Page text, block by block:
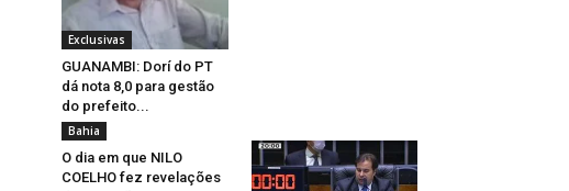
Exclusivas
GUANAMBI: Dorí do PT
dá nota 8,0 para gestão
do prefeito...
Bahia
O dia em que NILO
COELHO fez revelações